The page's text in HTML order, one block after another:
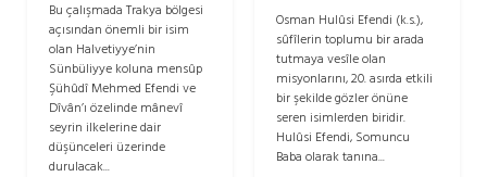
Bu çalışmada Trakya bölgesi
açısından önemli bir isim
olan Halvetiyye’nin
Sünbüliyye koluna mensûp
Şühûdî Mehmed Efendi ve
Dîvân’ı özelinde mânevî
seyrin ilkelerine dair
düşünceleri üzerinde
durulacak...
Osman Hulûsi Efendi (k.s.),
sûfîlerin toplumu bir arada
tutmaya vesîle olan
misyonlarını, 20. asırda etkili
bir şekilde gözler önüne
seren isimlerden biridir.
Hulûsi Efendi, Somuncu
Baba olarak tanına...